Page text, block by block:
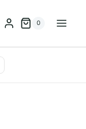
0